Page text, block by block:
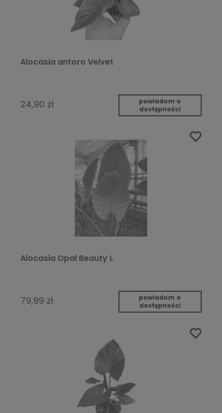
Alocasia antoro Velvet
24,90 zł
powiadom o
dostępności
Alocasia Opal Beauty L
79,99 zł
powiadom o
dostępności